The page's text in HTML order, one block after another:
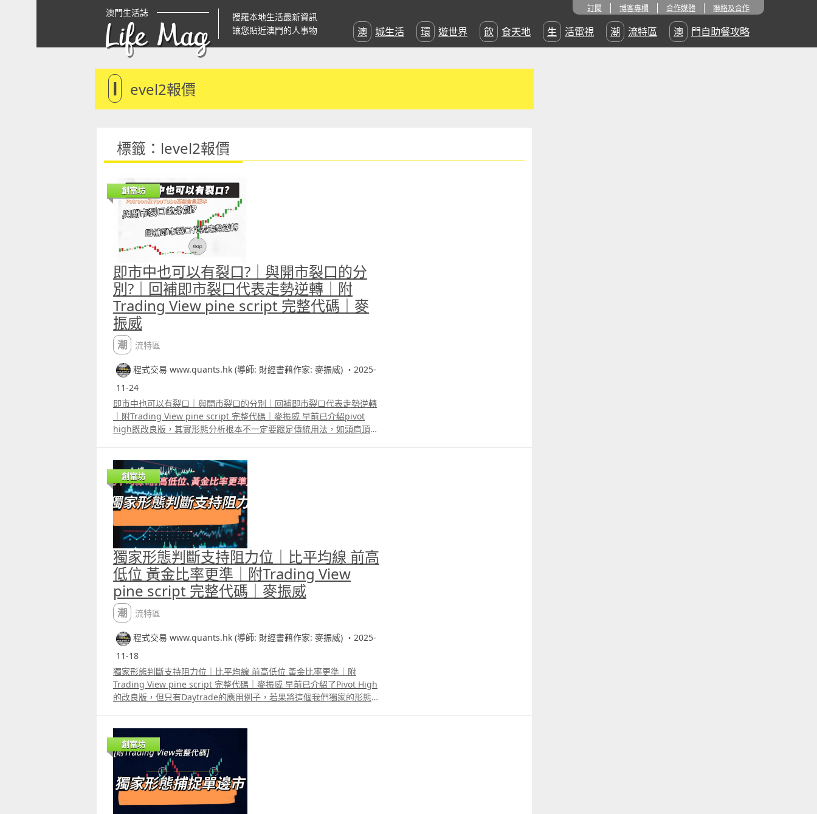
澳門生活誌
Life Mag
搜羅本地生活最新資訊
讓您貼近澳門的人事物
訂閱 博客專欄 合作媒體 聯絡及合作
澳城生活 環遊世界 飲食天地 生活電視 潮流特區 澳門自助餐攻略
l evel2報價
標籤：level2報價
創富坊
即市中也可以有裂口?｜與開市裂口的分
別?｜回補即市裂口代表走勢逆轉｜附
Trading View pine script 完整代碼｜麥
振威
潮流特區
程式交易 www.quants.hk (導師: 財經書藉作家: 麥振威) ・2025-
11-24
即市中也可以有裂口｜與開市裂口的分別｜回補即市裂口代表走勢逆轉
｜附Trading View pine script 完整代碼｜麥振威 早前已介紹pivot
high既改良版，其實形態分析根本不一定要跟足傳統用法，如頭肩頂、
intraday 圖表如5分鐘圖或1分鐘圖，也可以有「即市裂口」，而且只要
回補即市裂口往往代表走勢逆轉。
創富坊
獨家形態判斷支持阻力位｜比平均線 前高
低位 黃金比率更準｜附Trading View
pine script 完整代碼｜麥振威
潮流特區
程式交易 www.quants.hk (導師: 財經書藉作家: 麥振威) ・2025-
11-18
獨家形態判斷支持阻力位｜比平均線 前高低位 黃金比率更準｜附
Trading View pine script 完整代碼｜麥振威 早前已介紹了Pivot High
的改良版，但只有Daytrade的應用例子，若果將這個我們獨家的形態應
的留言區有完整代碼。
創富坊